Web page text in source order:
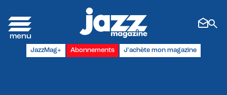
JazzMag+ Abonnements J'achète mon magazine